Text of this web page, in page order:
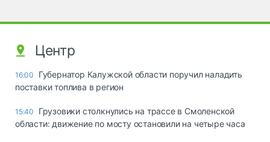
Центр
16:00
Губернатор Калужской области поручил наладить
поставки топлива в регион
15:40
Грузовики столкнулись на трассе в Смоленской
области: движение по мосту остановили на четыре часа